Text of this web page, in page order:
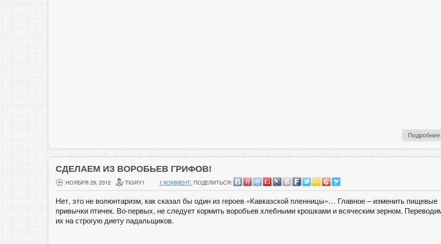
Подробнее
СДЕЛАЕМ ИЗ ВОРОБЬЕВ ГРИФОВ!
НОЯБРЯ 29, 2012 TIGRY1 1 КОММЕНТ. ПОДЕЛИТЬСЯ:
Нет, это не волюнтаризм, как сказал бы один из героев «Кавказской пленницы»… Главное – изменить пищевые
привычки птичек. Во-первых, не следует кормить воробьев хлебными крошками и всяческим зерном.
их на строгую диету падальщиков.